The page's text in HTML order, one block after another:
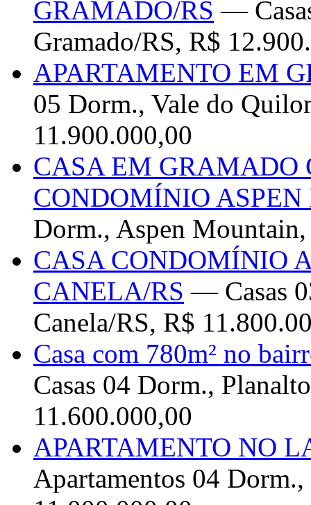
GRAMADO/RS —
Gramado/RS, R$
APARTAMENTO EM
05 Dorm., Vale do
11.900.000,00
CASA EM GRAMADO
CONDOMÍNIO
Dorm., Aspen
CASA CONDOMÍNIO
CANELA/RS — Casas
Canela/RS, R$
Casa com 780m² no
Casas 04 Dorm.,
11.600.000,00
APARTAMENTO NO
Apartamentos 04